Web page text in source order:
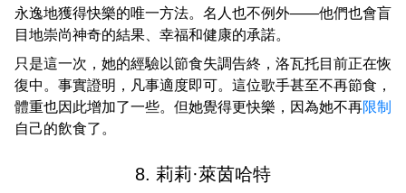
永逸地獲得快樂的唯一方法。名人也不例外——他們也會盲
目地崇尚神奇的結果、幸福和健康的承諾。
只是這一次，她的經驗以節食失調告終，洛瓦托目前正在恢
復中。事實證明，凡事適度即可。這位歌手甚至不再節食，
體重也因此增加了一些。但她覺得更快樂，因為她不再限制
自己的飲食了。
8. 莉莉·萊茵哈特